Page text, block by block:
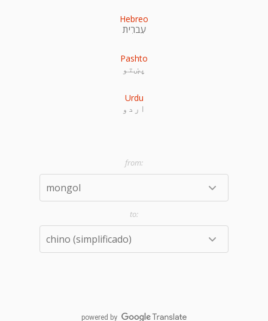
Hebreo
עִברִית
Pashto
پښتو
Urdu
اردو
powered by